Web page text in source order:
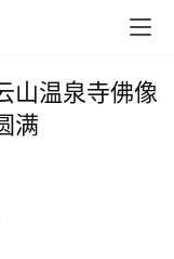
山温泉寺佛像
满